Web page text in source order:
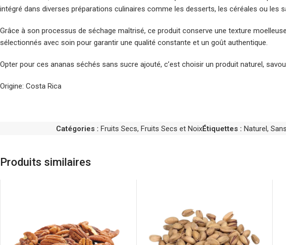
intégré dans diverses préparations culinaires comme les desserts, les céréales ou les
Grâce à son processus de séchage maîtrisé, ce produit conserve une texture
sélectionnés avec soin pour garantir une qualité constante et un goût authentique.
Opter pour ces ananas séchés sans sucre ajouté, c’est choisir un produit naturel,
Origine: Costa Rica
Catégories : Fruits Secs, Fruits Secs et NoixÉtiquettes : Naturel,
Produits similaires